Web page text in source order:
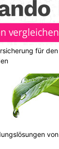
für den
von